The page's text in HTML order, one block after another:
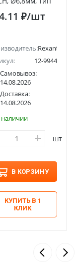
блистер
₽/шт
Rexant
12-9944
Самовывоз:
14.08.2026
Доставка:
14.08.2026
наличии
шт
В КОРЗИНУ
КУПИТЬ В 1
КЛИК